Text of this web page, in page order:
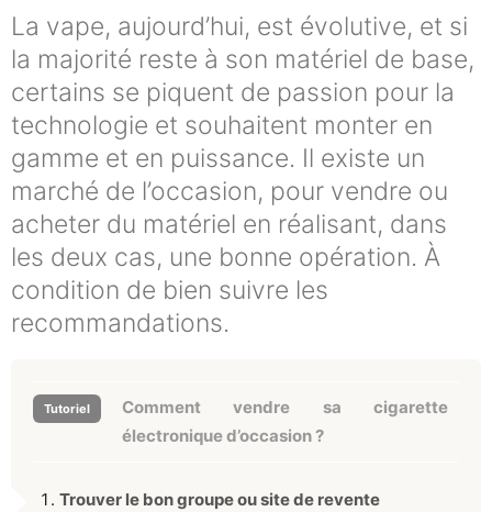
La vape, aujourd’hui, est évolutive, et si
la majorité reste à son matériel de base,
certains se piquent de passion pour la
technologie et souhaitent monter en
gamme et en puissance. Il existe un
marché de l’occasion, pour vendre ou
acheter du matériel en réalisant, dans
les deux cas, une bonne opération. À
condition de bien suivre les
recommandations.
Comment vendre sa cigarette
électronique d’occasion ?
Trouver le bon groupe ou site de revente